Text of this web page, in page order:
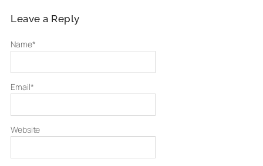
Leave a Reply
Name*
Email*
Website